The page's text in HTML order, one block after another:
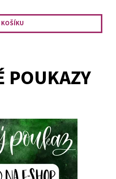
POUKAZY
Jeho
Po obdržení platby Vám do
včetně speciálního...